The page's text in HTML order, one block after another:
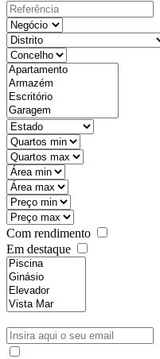
Com rendimento
Em destaque